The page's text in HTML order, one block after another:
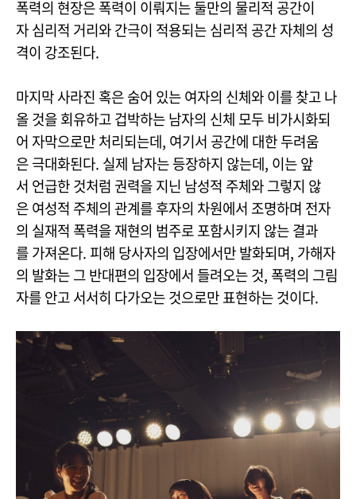
폭력의 현장은 폭력이 이뤄지는 둘만의 물리적 공간이
자 심리적 거리와 간극이 적용되는 심리적 공간 자체의 성
격이 강조된다.
마지막 사라진 혹은 숨어 있는 여자의 신체와 이를 찾고 나
올 것을 회유하고 겁박하는 남자의 신체 모두 비가시화되
어 자막으로만 처리되는데, 여기서 공간에 대한 두려움
은 극대화된다. 실제 남자는 등장하지 않는데, 이는 앞
서 언급한 것처럼 권력을 지닌 남성적 주체와 그렇지 않
은 여성적 주체의 관계를 후자의 차원에서 조명하며 전자
의 실재적 폭력을 재현의 범주로 포함시키지 않는 결과
를 가져온다. 피해 당사자의 입장에서만 발화되며, 가해자
의 발화는 그 반대편의 입장에서 들려오는 것, 폭력의 그림
자를 안고 서서히 다가오는 것으로만 표현하는 것이다.